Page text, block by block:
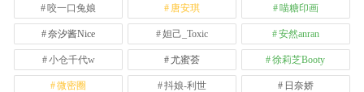
咬一口兔娘 唐安琪 喵糖印画
奈汐酱Nice 妲己_Toxic 安然anran
小仓千代w 尤蜜荟 徐莉芝Booty
微密圈 抖娘-利世 日奈娇